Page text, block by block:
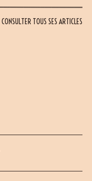
CONSULTER TOUS SES ARTICLES